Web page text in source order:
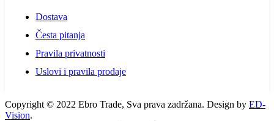
Dostava
Česta pitanja
Pravila privatnosti
Uslovi i pravila prodaje
Copyright © 2022 Ebro Trade, Sva prava zadržana. Design by ED-
Vision.